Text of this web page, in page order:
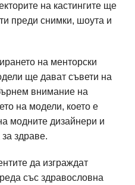
на кастингите ще
преди снимки, шоута и
на менторски
ще дават съвети на
внимание на
на модели, което е
модните дизайнери и
здраве.
да изграждат
със здравословна